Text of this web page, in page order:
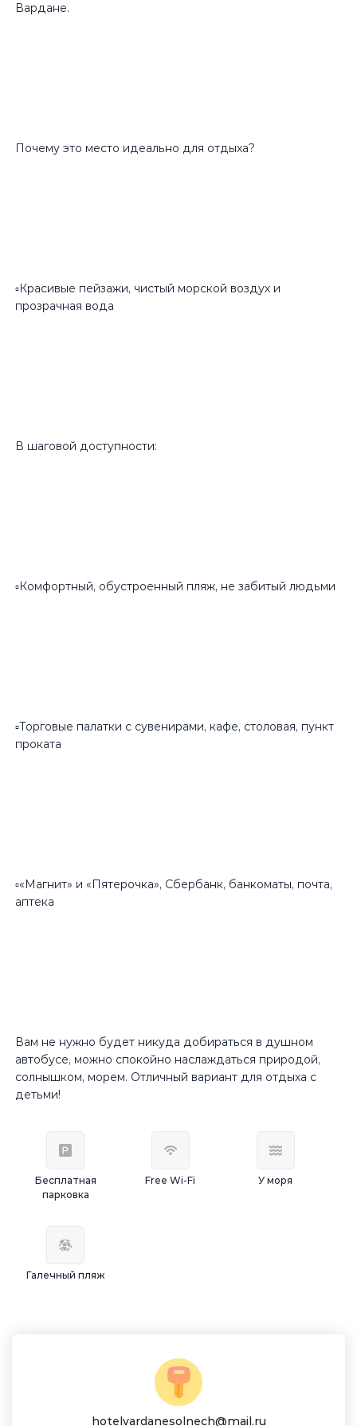
Вардане.
Почему это место идеально для отдыха?
▫️Красивые пейзажи, чистый морской воздух и
прозрачная вода
В шаговой доступности:
▫️Комфортный, обустроенный пляж, не забитый людьми
▫️Торговые палатки с сувенирами, кафе, столовая, пункт
проката
▫️«Магнит» и «Пятерочка», Сбербанк, банкоматы, почта,
аптека
Вам не нужно будет никуда добираться в душном
автобусе, можно спокойно наслаждаться природой,
солнышком, морем. Отличный вариант для отдыха с
детьми!
Бесплатная
парковка
Free Wi-Fi У моря
Галечный пляж
hotelvardanesolnech@mail.ru